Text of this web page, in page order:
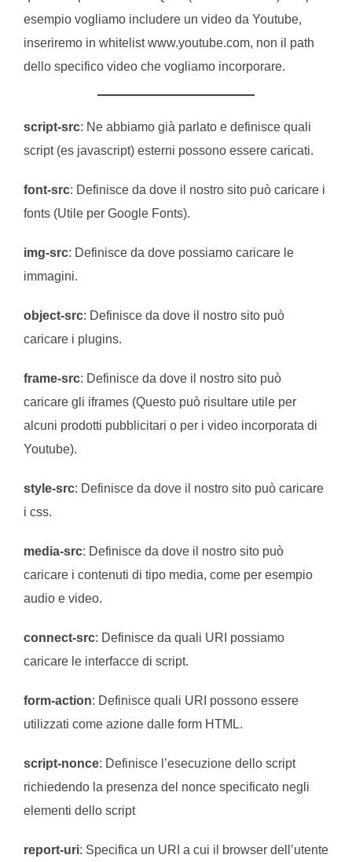
esempio vogliamo includere un video da Youtube,
inseriremo in whitelist www.youtube.com, non il path
dello specifico video che vogliamo incorporare.
script-src: Ne abbiamo già parlato e definisce quali
script (es javascript) esterni possono essere caricati.
font-src: Definisce da dove il nostro sito può caricare i
fonts (Utile per Google Fonts).
img-src: Definisce da dove possiamo caricare le
immagini.
object-src: Definisce da dove il nostro sito può
caricare i plugins.
frame-src: Definisce da dove il nostro sito può
caricare gli iframes (Questo può risultare utile per
alcuni prodotti pubblicitari o per i video incorporata di
Youtube).
style-src: Definisce da dove il nostro sito può caricare
i css.
media-src: Definisce da dove il nostro sito può
caricare i contenuti di tipo media, come per esempio
audio e video.
connect-src: Definisce da quali URI possiamo
caricare le interfacce di script.
form-action: Definisce quali URI possono essere
utilizzati come azione dalle form HTML.
script-nonce: Definisce l’esecuzione dello script
richiedendo la presenza del nonce specificato negli
elementi dello script
report-uri: Specifica un URI a cui il browser dell’utente